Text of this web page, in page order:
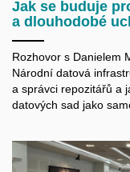
Jak se buduje
a dlouhodobé
Rozhovor s Danielem
Národní datová
a správci repozitářů a
datových sad jako